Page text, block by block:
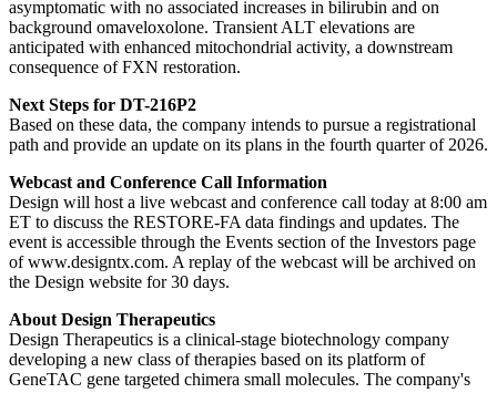
asymptomatic with no associated increases in bilirubin and on
background omaveloxolone. Transient ALT elevations are
anticipated with enhanced mitochondrial activity, a downstream
consequence of FXN restoration.
Next Steps for DT-216P2
Based on these data, the company intends to pursue a registrational
path and provide an update on its plans in the fourth quarter of 2026.
Webcast and Conference Call Information
Design will host a live webcast and conference call today at 8:00 am
ET to discuss the RESTORE-FA data findings and updates. The
event is accessible through the Events section of the Investors page
of www.designtx.com. A replay of the webcast will be archived on
the Design website for 30 days.
About Design Therapeutics
Design Therapeutics is a clinical-stage biotechnology company
developing a new class of therapies based on its platform of
GeneTAC gene targeted chimera small molecules. The company's